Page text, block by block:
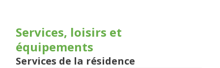
Services, loisirs et
équipements
Services de la résidence